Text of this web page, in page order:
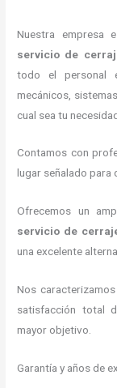
Nuestra empresa
servicio de
todo el personal
mecánicos,
cual sea tu
Contamos con
lugar señalado para
Ofrecemos un
servicio de
una excelente
Nos
satisfacción total
mayor objetivo.
Garantía y años de